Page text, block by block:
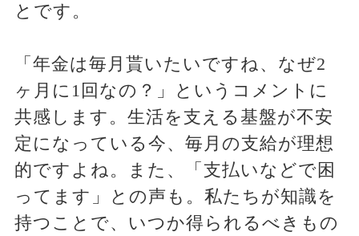
とです。
「年金は毎月貰いたいですね、なぜ2
ヶ月に1回なの？」というコメントに
共感します。生活を支える基盤が不安
定になっている今、毎月の支給が理想
的ですよね。また、「支払いなどで困
ってます」との声も。私たちが知識を
持つことで、いつか得られるべきもの